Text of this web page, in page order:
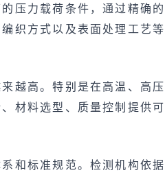
压力载荷条件，通过精确
织方式以及表面处理工艺
越高。特别是在高温、高
材料选型、质量控制提供
和标准规范。检测机构依